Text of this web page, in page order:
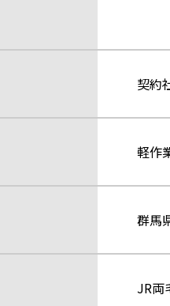
契約
軽作
群馬
JR